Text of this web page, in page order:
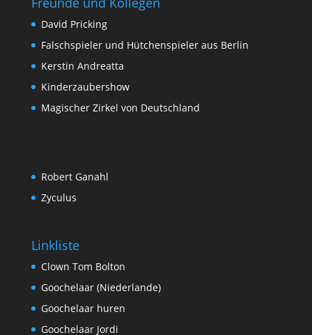
David Pricking
Falschspieler und Hütchenspieler aus Berlin
Kerstin Andreatta
Kinderzaubershow
Magischer Zirkel von Deutschland
Robert Ganahl
Zyculus
Linkliste
Clown Tom Bolton
Goochelaar (Niederlande)
Goochelaar huren
Goochelaar Jordi